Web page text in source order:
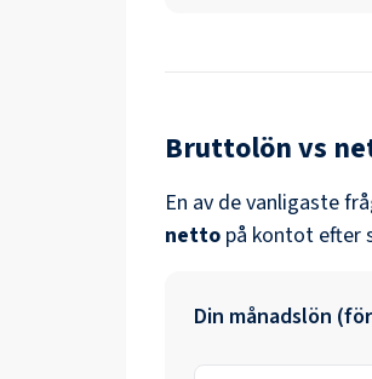
Bruttolön vs
En av de vanligaste
netto på kontot efter
Din månadslön